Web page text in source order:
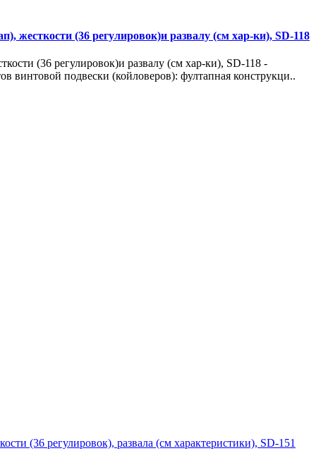
жесткости (36 регулировок)и развалу (см хар-ки), SD-118
(36 регулировок)и развалу (см хар-ки), SD-118 -
винтовой подвески (койловеров): фултапная конструкци..